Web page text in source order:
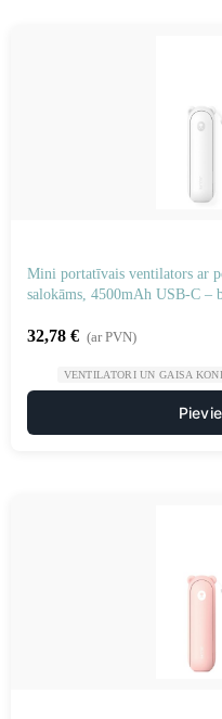
Mini portatīvais ventilators ar
salokāms, 4500mAh USB-C –
32,78 € (ar PVN)
VENTILATORI UN GAISA